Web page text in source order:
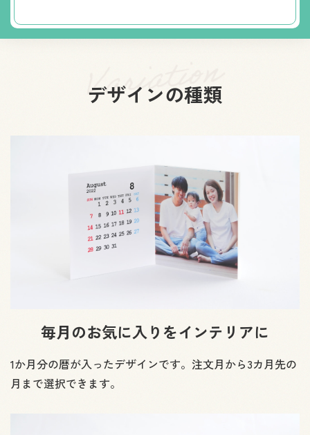
デザインの種類
毎月のお気に入りをインテリアに
1か月分の暦が入ったデザインです。注文月から3カ月先の
月まで選択できます。